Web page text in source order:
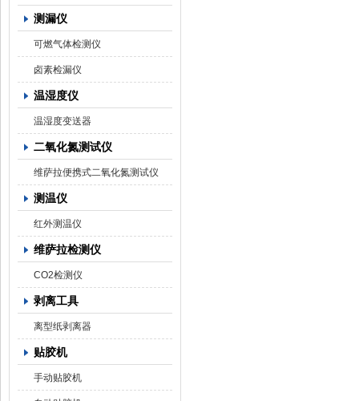
测漏仪
可燃气体检测仪
卤素检漏仪
温湿度仪
温湿度变送器
二氧化氮测试仪
维萨拉便携式二氧化氮测试仪
测温仪
红外测温仪
维萨拉检测仪
CO2检测仪
剥离工具
离型纸剥离器
贴胶机
手动贴胶机